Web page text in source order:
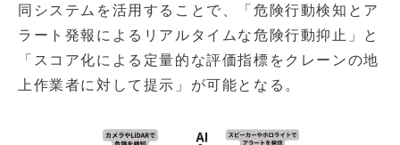
同システムを活用することで、「危険行動検知とア
ラート発報によるリアルタイムな危険行動抑止」と
「スコア化による定量的な評価指標をクレーンの地
上作業者に対して提示」が可能となる。